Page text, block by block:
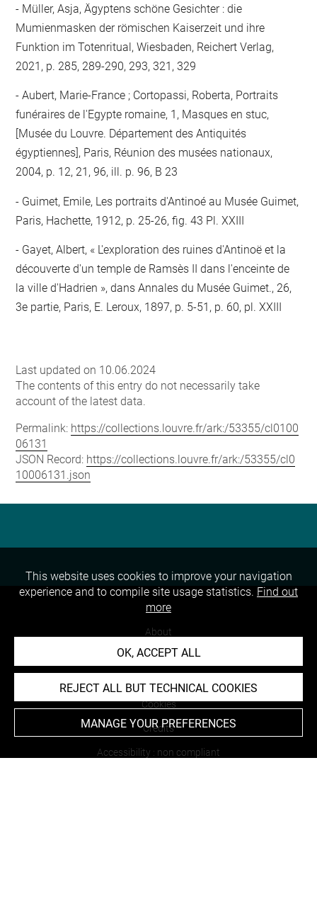
Müller, Asja, Ägyptens schöne Gesichter : die
Mumienmasken der römischen Kaiserzeit und ihre
Funktion im Totenritual, Wiesbaden, Reichert Verlag,
2021, p. 285, 289-290, 293, 321, 329
Aubert, Marie-France ; Cortopassi, Roberta, Portraits
funéraires de l'Egypte romaine, 1, Masques en stuc,
[Musée du Louvre. Département des Antiquités
égyptiennes], Paris, Réunion des musées nationaux,
2004, p. 12, 21, 96, ill. p. 96, B 23
Guimet, Emile, Les portraits d'Antinoé au Musée Guimet,
Paris, Hachette, 1912, p. 25-26, fig. 43 Pl. XXIII
Gayet, Albert, « L'exploration des ruines d'Antinoë et la
découverte d'un temple de Ramsès II dans l'enceinte de
la ville d'Hadrien », dans Annales du Musée Guimet., 26,
3e partie, Paris, E. Leroux, 1897, p. 5-51, p. 60, pl. XXIII
Last updated on 10.06.2024
The contents of this entry do not necessarily take
account of the latest data.
Permalink: https://collections.louvre.fr/ark:/53355/cl0100
06131
JSON Record: https://collections.louvre.fr/ark:/53355/cl0
10006131.json
About
Contact Us
Cookies
Credits
Accessibility : non compliant
This website uses cookies to improve your navigation
experience and to compile site usage statistics. Find out
more
OK, ACCEPT ALL
REJECT ALL BUT TECHNICAL COOKIES
MANAGE YOUR PREFERENCES